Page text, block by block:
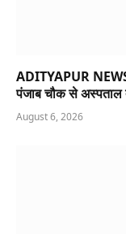
ADITYAPUR
पंजाब चौक से अस्पताल
August 6, 2026